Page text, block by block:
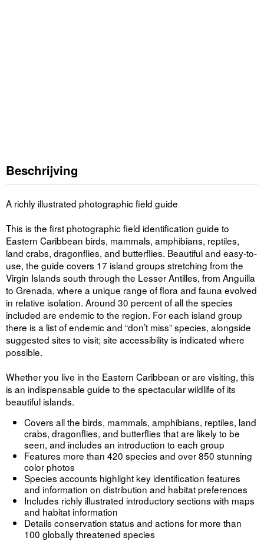
Beschrijving
A richly illustrated photographic field guide
This is the first photographic field identification guide to
Eastern Caribbean birds, mammals, amphibians, reptiles,
land crabs, dragonflies, and butterflies. Beautiful and easy-to-
use, the guide covers 17 island groups stretching from the
Virgin Islands south through the Lesser Antilles, from Anguilla
to Grenada, where a unique range of flora and fauna evolved
in relative isolation. Around 30 percent of all the species
included are endemic to the region. For each island group
there is a list of endemic and “don’t miss” species, alongside
suggested sites to visit; site accessibility is indicated where
possible.
Whether you live in the Eastern Caribbean or are visiting, this
is an indispensable guide to the spectacular wildlife of its
beautiful islands.
Covers all the birds, mammals, amphibians, reptiles, land
crabs, dragonflies, and butterflies that are likely to be
seen, and includes an introduction to each group
Features more than 420 species and over 850 stunning
color photos
Species accounts highlight key identification features
and information on distribution and habitat preferences
Includes richly illustrated introductory sections with maps
and habitat information
Details conservation status and actions for more than
100 globally threatened species